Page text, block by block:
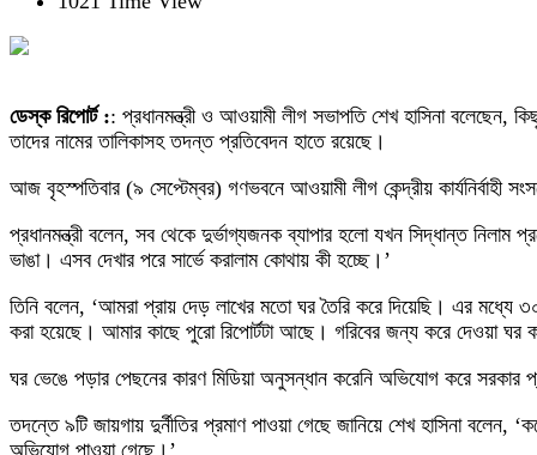
ডেস্ক রিপোর্ট :: প্রধানমন্ত্রী ও আওয়ামী লীগ সভাপতি শেখ হাসিনা বলেছেন,
তাদের নামের তালিকাসহ তদন্ত প্রতিবেদন হাতে রয়েছে।
আজ বৃহস্পতিবার (৯ সেপ্টেম্বর) গণভবনে আওয়ামী লীগ কেন্দ্রীয় কার্যনির্বাহী
প্রধানমন্ত্রী বলেন, সব থেকে দুর্ভাগ্যজনক ব্যাপার হলো যখন সিদ্ধান্ত
ভাঙা। এসব দেখার পরে সার্ভে করালাম কোথায় কী হচ্ছে।’
তিনি বলেন, ‘আমরা প্রায় দেড় লাখের মতো ঘর তৈরি করে দিয়েছি। এর মধ্যে
করা হয়েছে। আমার কাছে পুরো রিপোর্টটা আছে। গরিবের জন্য করে দেওয়া ঘর
ঘর ভেঙে পড়ার পেছনের কারণ মিডিয়া অনুসন্ধান করেনি অভিযোগ করে সরকার
তদন্তে ৯টি জায়গায় দুর্নীতির প্রমাণ পাওয়া গেছে জানিয়ে শেখ হাসিনা বলেন,
অভিযোগ পাওয়া গেছে।’